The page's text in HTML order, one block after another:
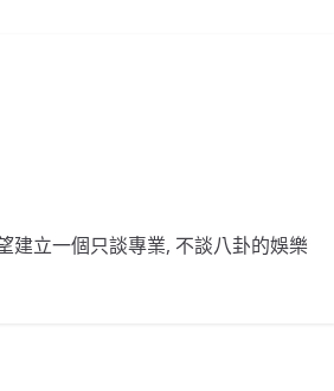
建立一個只談專業, 不談八卦的娛樂